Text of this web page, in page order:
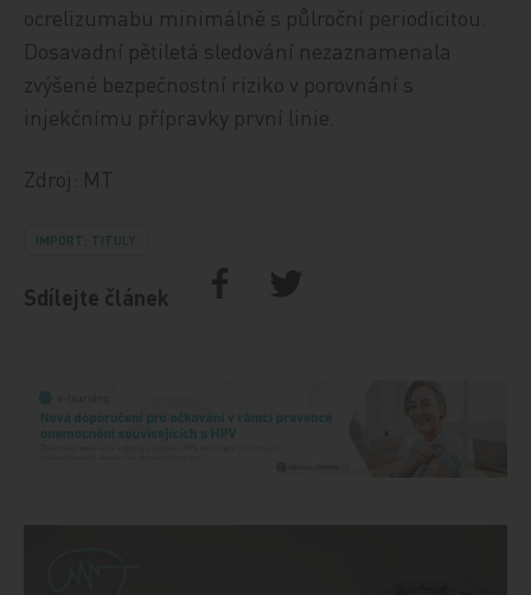
ocrelizumabu minimálně s půlroční periodicitou.
Dosavadní pětiletá sledování nezaznamenala
zvýšené bezpečnostní riziko v porovnání s
injekčnímu přípravky první linie.
Zdroj: MT
IMPORT: TITULY
Sdílejte článek